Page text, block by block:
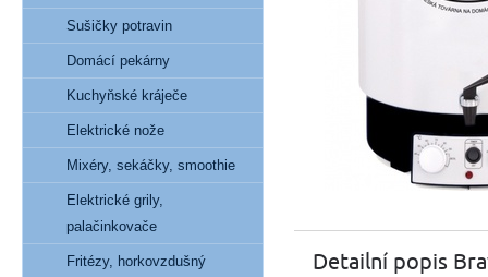
Detailní popis
Sušičky potravin
Domácí pekárny
Kuchyňské kráječe
Elektrické nože
Mixéry, sekáčky, smoothie
Elektrické grily,
palačinkovače
Fritézy, horkovzdušný